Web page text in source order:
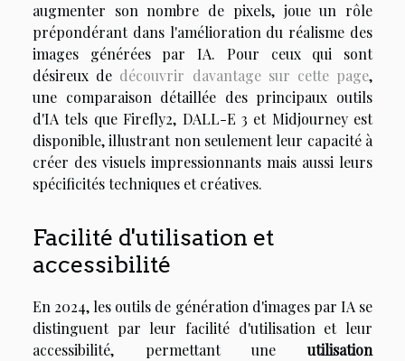
augmenter son nombre de pixels, joue un rôle
prépondérant dans l'amélioration du réalisme des
images générées par IA. Pour ceux qui sont
désireux de découvrir davantage sur cette page,
une comparaison détaillée des principaux outils
d'IA tels que Firefly2, DALL-E 3 et Midjourney est
disponible, illustrant non seulement leur capacité à
créer des visuels impressionnants mais aussi leurs
spécificités techniques et créatives.
Facilité d'utilisation et
accessibilité
En 2024, les outils de génération d'images par IA se
distinguent par leur facilité d'utilisation et leur
accessibilité, permettant uneutilisation